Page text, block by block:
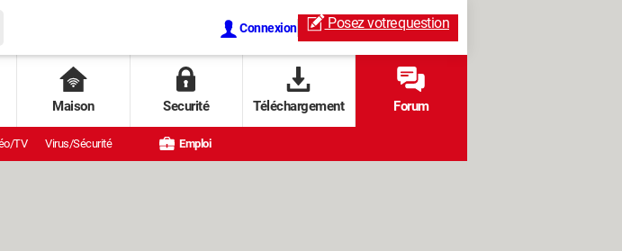
Connexion Posez votrequestion
Maison Securité Téléchargement Forum
TV Virus/Sécurité Emploi